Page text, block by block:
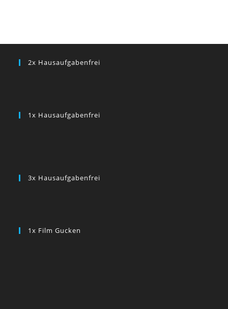
2x Hausaufgabenfrei
1x Hausaufgabenfrei
3x Hausaufgabenfrei
1x Film Gucken